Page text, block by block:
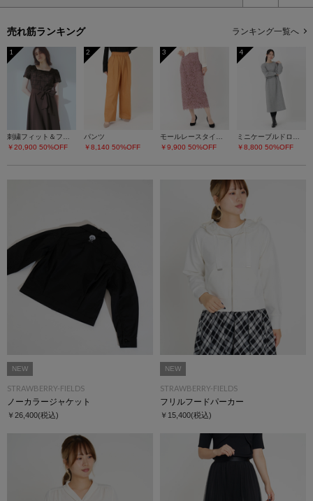
売れ筋ランキング ランキング一覧へ
1
刺繍フィット＆フレアーワンピース
￥20,900 50%OFF
2
パンツ
￥8,140 50%OFF
3
モールレースタイトスカート
￥9,900 50%OFF
4
ミニケーブルドロストワンピース
￥8,800 50%OFF
NEW
STRAWBERRY-FIELDS
ノーカラージャケット
￥26,400(税込)
NEW
STRAWBERRY-FIELDS
フリルフードパーカー
￥15,400(税込)